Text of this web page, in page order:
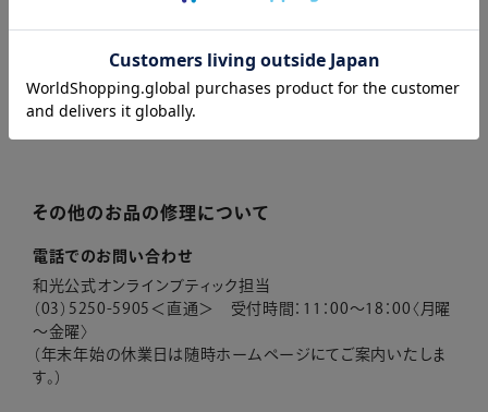
ご来店いただく場合
和光本店１階 時計修理サービスまでお持ちください。
営業時間：11：00～19：00 年中無休（年末年始を除く）
店舗のご案内
その他のお品の修理について
電話でのお問い合わせ
和光公式オンラインブティック担当
（03）5250-5905＜直通＞ 受付時間：11：00～18：00〈月曜
～金曜〉
（年末年始の休業日は随時ホームページにてご案内いたしま
す。）